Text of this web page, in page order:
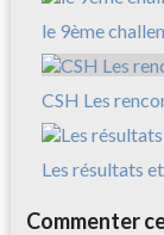
le 9ème
CSH Les
Les résultats
Commenter